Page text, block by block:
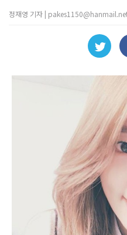
정재영 기자 |